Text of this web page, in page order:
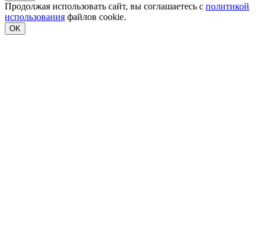
Продолжая использовать сайт, вы соглашаетесь с политикой
использования файлов cookie.
OK